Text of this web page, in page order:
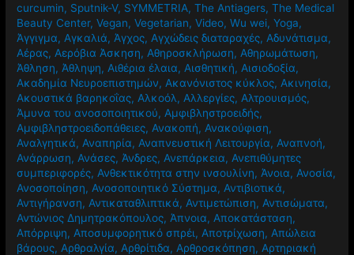
curcumin, Sputnik-V, SYMMETRIA,The Antiagers,The Medical
Beauty Center,Vegan,Vegetarian,Video,Wu wei,Yoga,
Άγγιγμα, Αγκαλιά, Άγχος, Αγχώδεις διαταραχές, Αδυνάτισμα,
Αέρας, Αερόβια Άσκηση, Αθηροσκλήρωση, Αθηρωμάτωση,
Άθληση, Άθληψη, Αιθέρια έλαια, Αισθητική, Αισιοδοξία,
Ακαδημία Νευροεπιστημών, Ακανόνιστος κύκλος, Ακινησία,
Ακουστικά βαρηκοΐας, Αλκοόλ, Αλλεργίες, Αλτρουισμός,
Άμυνα του ανοσοποιητικού, Αμφιβληστροειδής,
Αμφιβληστροειδοπάθειες, Ανακοπή, Ανακούφιση,
Αναλγητικά, Αναπηρία, Αναπνευστική Λειτουργία, Αναπνοή,
Ανάρρωση, Ανάσες, Άνδρες, Ανεπάρκεια, Ανεπιθύμητες
συμπεριφορές, Ανθεκτικότητα στην ινσουλίνη, Άνοια, Ανοσία,
Ανοσοποίηση, Ανοσοποιητικό Σύστημα, Αντιβιοτικά,
Αντιγήρανση, Αντικαταθλιπτικά, Αντιμετώπιση, Αντισώματα,
Αντώνιος Δημητρακόπουλος, Άπνοια, Αποκατάσταση,
Απόρριψη, Αποσυμφορητικό σπρέι, Αποτρίχωση, Απώλεια
βάρους, Αρθραλγία, Αρθρίτιδα, Αρθροσκόπηση, Αρτηριακή